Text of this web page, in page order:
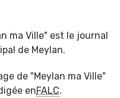
ma Ville" est le journal
de Meylan.
de "Meylan ma Ville"
enFALC.